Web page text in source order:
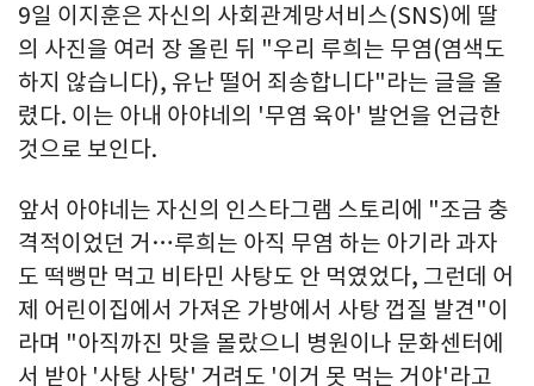
9일 이지훈은 자신의 사회관계망서비스(SNS)에 딸
의 사진을 여러 장 올린 뒤 "우리 루희는 무염(염색도
하지 않습니다), 유난 떨어 죄송합니다"라는 글을 올
렸다. 이는 아내 아야네의 '무염 육아' 발언을 언급한
것으로 보인다.
앞서 아야네는 자신의 인스타그램 스토리에 "조금 충
격적이었던 거…루희는 아직 무염 하는 아기라 과자
도 떡뻥만 먹고 비타민 사탕도 안 먹였었다, 그런데 어
제 어린이집에서 가져온 가방에서 사탕 껍질 발견"이
라며 "아직까진 맛을 몰랐으니 병원이나 문화센터에
서 받아 '사탕 사탕' 거려도 '이거 못 먹는 거야'라고